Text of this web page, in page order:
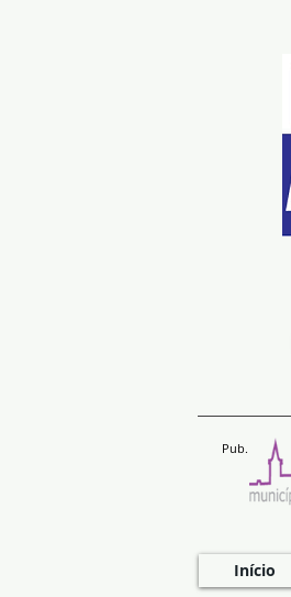
Pub.
Início